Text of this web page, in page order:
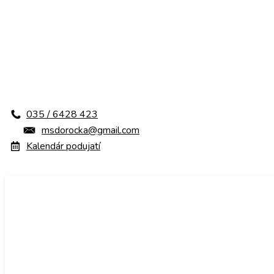
Skip
content
035 / 6428 423
msdorocka@gmail.com
Kalendár podujatí